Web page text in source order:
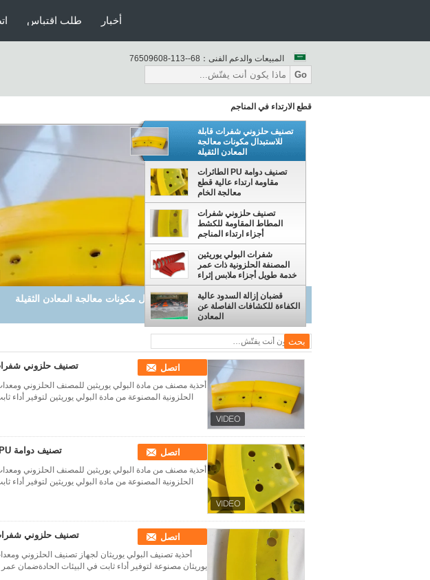
طلب اقتباس أخبار
المبيعات والدعم الفنى： 86--311-80690567
Go
قطع الارتداء في المناجم
تصنيف دوامة PU الطائرات مقاومة ارتداء عالية قطع معالجة الخام
تصنيف حلزوني شفرات قابلة
للاستبدال مكونات معالجة
المعادن الثقيلة
تصنيف دوامة PU الطائرات
مقاومة ارتداء عالية قطع
معالجة الخام
تصنيف حلزوني شفرات
المطاط المقاومة للكشط
أجزاء ارتداء المناجم
شفرات البولي يوريثين
المصنفة الحلزونية ذات عمر
خدمة طويل أجزاء ملابس إثراء
المعادن
قضبان إزالة السدود عالية
الكفاءة للكشافات الفاصلة عن
المعادن
تصنيف حلزوني شفرات اتصل
أحذية مصنف من مادة البولي يوريثين للمصنف الحلزوني
الحلزونية المصنوعة من مادة البولي يوريثين لتوفير أداء
تصنيف دوامة PU الطائرات مقاومة ارتداء عالية قطع معالجة الخام اتصل
أحذية مصنف من مادة البولي يوريثين للمصنف الحلزوني
الحلزونية المصنوعة من مادة البولي يوريثين لتوفير أداء
تصنيف حلزوني اتصل
أحذية تصنيف البولي يوريثان لجهاز تصنيف الحلزوني
يوريثان مصنوعة لتوفير أداء ثابت في البيئات الحادةضمان